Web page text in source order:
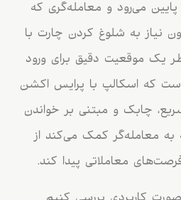
می‌رود و معامله‌گری که
نیاز به شلوغ کردن چارت با
یک موقعیت دقیق برای ورود
که اسکالپ با پرایس اکشن
چابک و مبتنی بر خواندن
معامله‌گر کمک می‌کند از
معاملاتی پیدا کند.